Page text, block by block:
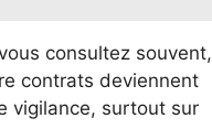
consultez souvent,
contrats deviennent
vigilance, surtout sur